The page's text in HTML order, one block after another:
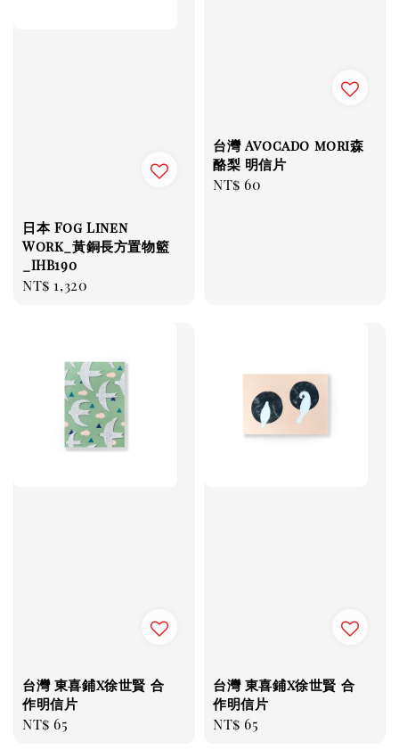
日本 Fog Linen
Work_黃銅長方置物籃
_IHB190
Regular
NT$ 1,320
台灣 Avocado mori森
酪梨 明信片
Regular
NT$ 60
台灣 東喜鋪x徐世賢 合
作明信片
Regular
NT$ 65
台灣 東喜鋪x徐世賢 合
作明信片
Regular
NT$ 65